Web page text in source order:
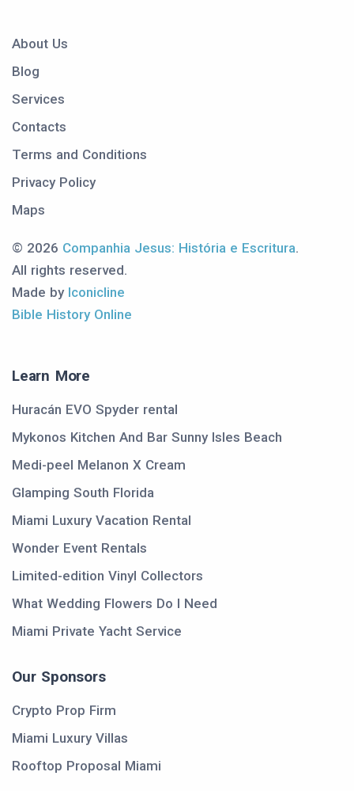
About Us
Blog
Services
Contacts
Terms and Conditions
Privacy Policy
Maps
© 2026 Companhia Jesus: História e Escritura.
All rights reserved.
Made by Iconicline
Bible History Online
Learn More
Huracán EVO Spyder rental
Mykonos Kitchen And Bar Sunny Isles Beach
Medi-peel Melanon X Cream
Glamping South Florida
Miami Luxury Vacation Rental
Wonder Event Rentals
Limited-edition Vinyl Collectors
What Wedding Flowers Do I Need
Miami Private Yacht Service
Our Sponsors
Crypto Prop Firm
Miami Luxury Villas
Rooftop Proposal Miami